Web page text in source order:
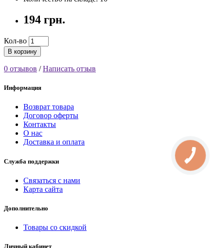
194 грн.
Кол-во
В корзину
0 отзывов /Написать отзыв
Информация
Возврат товара
Договор оферты
Контакты
О нас
Доставка и оплата
Служба поддержки
Связаться с нами
Карта сайта
Дополнительно
Товары со скидкой
Личный кабинет